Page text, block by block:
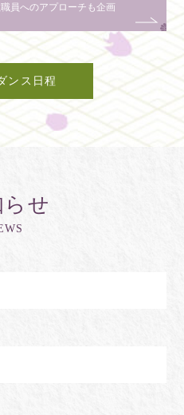
員へのアプローチも企画
ンス日程
せ